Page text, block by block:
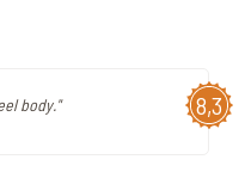
8,3
body."